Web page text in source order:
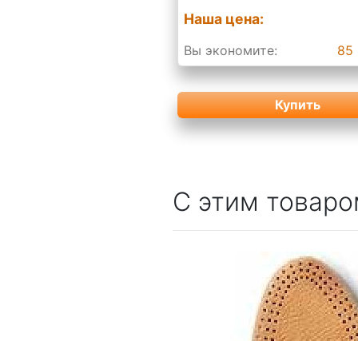
Наша цена:
Вы экономите: 85
Купить
С этим